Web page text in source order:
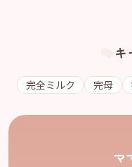
キ
完全ミルク 完母
マ